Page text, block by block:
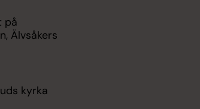
på
Älvsåkers
kyrka